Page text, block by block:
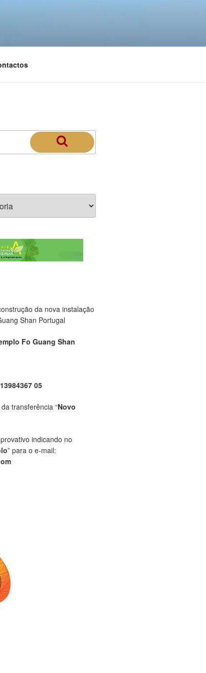
da nova instalação
Shan Portugal
Fo Guang Shan
05
transferência “Novo
indicando no
” para o e-mail: